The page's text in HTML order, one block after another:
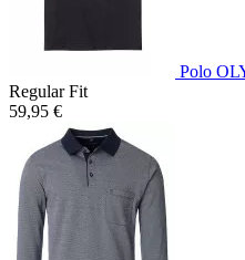
Polo
Regular Fit
59,95 €